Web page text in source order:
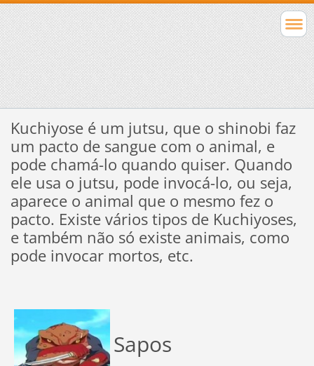
Kuchiyose é um jutsu, que o shinobi faz
um pacto de sangue com o animal, e
pode chamá-lo quando quiser. Quando
ele usa o jutsu, pode invocá-lo, ou seja,
aparece o animal que o mesmo fez o
pacto. Existe vários tipos de Kuchiyoses,
e também não só existe animais, como
pode invocar mortos, etc.
Sapos